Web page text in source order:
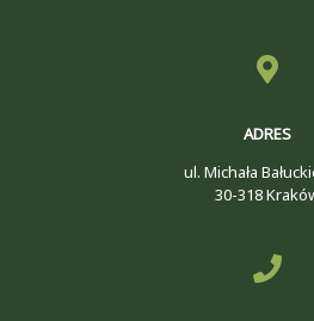
ADRES
ul. Michała
30-318